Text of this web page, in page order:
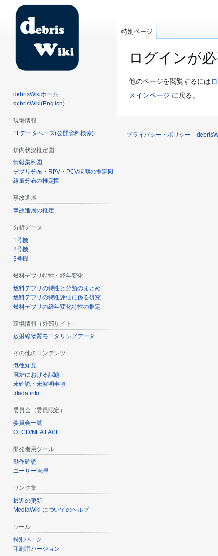
ログインが
ナ
ビ
ョ
検
索
他のページを閲覧するには
メインページ に戻る。
特別ページ
debrisWikiホーム
debrisWiki(English)
現場情報
1Fデータベース(公開資料検索)
炉内状況推定図
情報集約図
デブリ分布・RPV・PCV状態の推定図
線量分布の推定図
事故進展
事故進展の推定
分析データ
1号機
2号機
3号機
燃料デブリ特性・経年変化
燃料デブリの特性と分類のまとめ
燃料デブリの特性評価に係る研究
燃料デブリの経年変化特性の推定
環境情報（外部サイト）
放射線物質モニタリングデータ
その他のコンテンツ
既往知見
廃炉における課題
未確認・未解明事項
fdada.info
委員会（委員限定）
委員会一覧
OECD/NEA FACE
開発者用ツール
動作確認
ユーザー管理
リンク集
最近の更新
MediaWiki についてのヘルプ
ツール
特別ページ
印刷用バージョン
プライバシー・ポリシー